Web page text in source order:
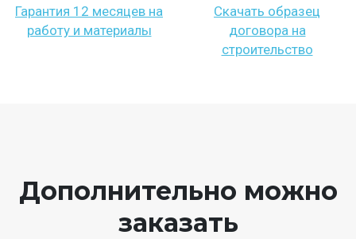
Гарантия 12 месяцев на
работу и материалы
Скачать образец
договора на
строительство
Дополнительно можно
заказать